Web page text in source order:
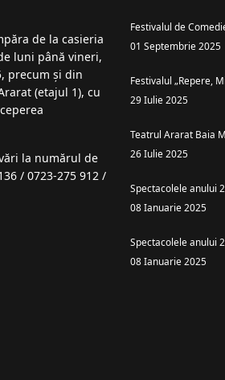
de la casieria
luni până vineri,
precum și din
(etajul 1), cu
la numărul de
/ 0723-275 912 /
Festivalul de
01 Septembrie 2025
Festivalul „Repere,
29 Iulie 2025
Teatrul Ararat Baia
26 Iulie 2025
Spectacolele anului
08 Ianuarie 2025
Spectacolele anului
08 Ianuarie 2025